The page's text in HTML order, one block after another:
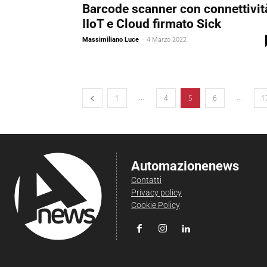
Barcode scanner con
IIoT e Cloud firmato Sick
Massimiliano Luce - 4 Marzo 2022
1 ... 4 5 6 ...
Automazionenews
Contatti
Privacy policy
Cookie Policy